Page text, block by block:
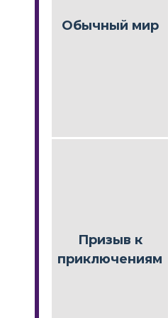
Обычный мир
Призыв к
приключениям